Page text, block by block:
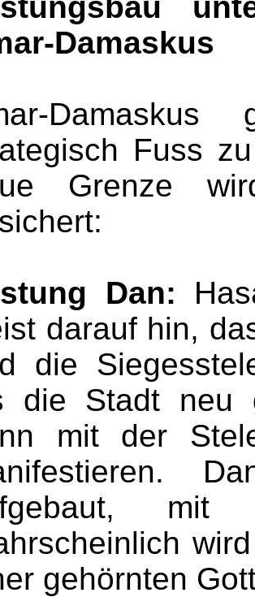
Damaskus
Fuss
Grenze
Dan:
darauf hin,
die
die Stadt neu
mit der
mit
gehörnten